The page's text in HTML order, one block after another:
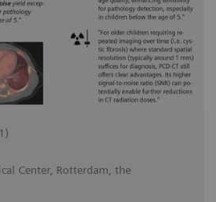
Center, Rotterdam, the